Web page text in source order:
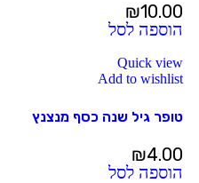
₪10.00
הוספה לסל
Quick view
Add to wishlist
טופר גיל שנה כסף מנצנץ
₪4.00
הוספה לסל